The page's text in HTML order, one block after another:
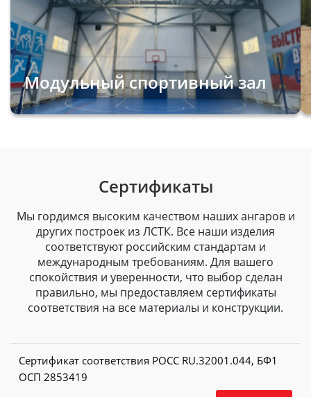
Модульный спортивный зал
Сертификаты
Мы гордимся высоким качеством наших ангаров и
других построек из ЛСТК. Все наши изделия
соответствуют российским стандартам и
международным требованиям. Для вашего
спокойствия и уверенности, что выбор сделан
правильно, мы предоставляем сертификаты
соответствия на все материалы и конструкции.
Сертификат соответствия РОСС RU.32001.044, БФ1
ОСП 2853419